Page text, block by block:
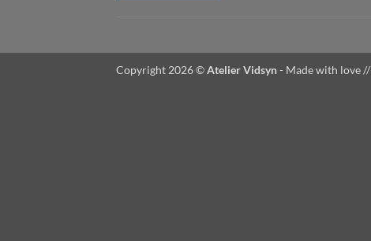
Copyright 2026 ©Atelier Vidsyn- Made with love //